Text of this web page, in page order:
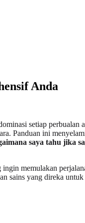
Anda
setiap
Panduan ini
saya tahu jika
memulakan
sains yang direka